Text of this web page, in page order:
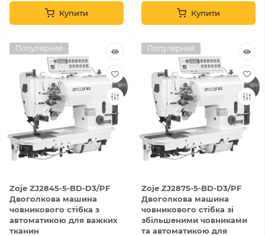
Купити Купити
Популярний
Zoje ZJ2845-5-BD-D3/PF
Двоголкова машина
човникового стібка з
автоматикою для важких
тканин
Популярний
Zoje ZJ2875-5-BD-D3/PF
Двоголкова машина
човникового стібка зі
збільшеними човниками
та автоматикою для